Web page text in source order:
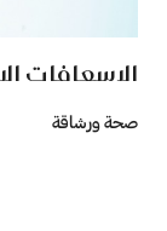
الاسعافات
صحة ورشاقة